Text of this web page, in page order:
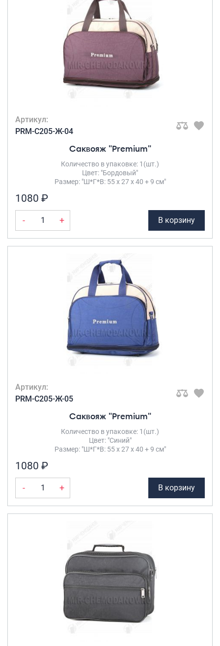
Артикул:
PRM-C205-Ж-04
Саквояж "Premium"
Количество в упаковке: 1(шт.)
Цвет: "Бордовый"
Размер: "Ш*Г*В: 55 х 27 х 40 + 9 см"
1080 ₽
- + В корзину
Артикул:
PRM-C205-Ж-05
Саквояж "Premium"
Количество в упаковке: 1(шт.)
Цвет: "Синий"
Размер: "Ш*Г*В: 55 х 27 х 40 + 9 см"
1080 ₽
- + В корзину